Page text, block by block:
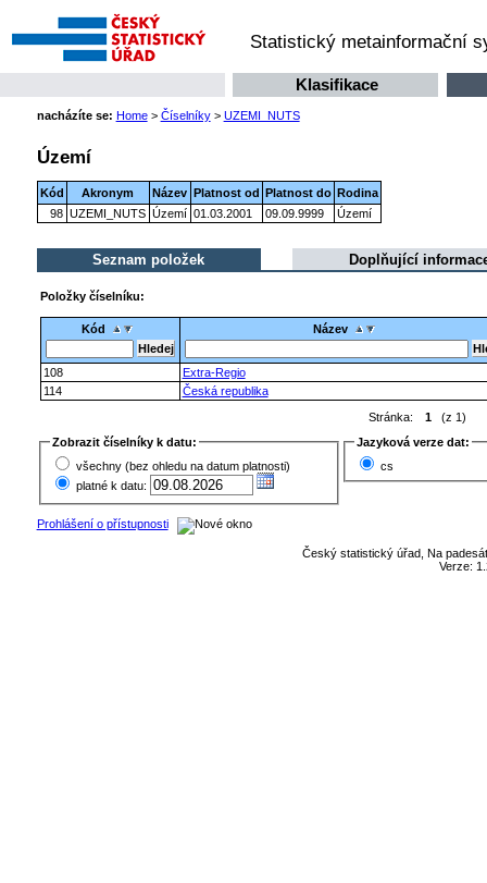
Statistický metainformační
Klasifikace
nacházíte se: Home> Číselníky> UZEMI_NUTS
Území
Kód Akronym Název Platnost od Platnost do Rodina
98 UZEMI_NUTS Území 01.03.2001 09.09.9999 Území
Seznam položek Doplňující
Položky číselníku:
Kód Název
108
Extra-Regio
114
Česká republika
Stránka:
1 (z 1)
Zobrazit číselníky k datu:
všechny (bez ohledu na datum platnosti)
platné k datu:
Jazyková verze dat:
cs
Prohlášení o přístupnosti
Český statistický úřad, Na
Verze: